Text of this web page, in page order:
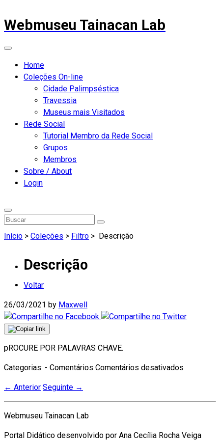
Webmuseu Tainacan Lab
Home
Coleções On-line
Cidade Palimpséstica
Travessia
Museus mais Visitados
Rede Social
Tutorial Membro da Rede Social
Grupos
Membros
Sobre / About
Login
Início > Coleções > Filtro > Descrição
Descrição
Voltar
26/03/2021 by Maxwell
pROCURE POR PALAVRAS CHAVE.
Categorias: - Comentários Comentários desativados
← Anterior Seguinte →
Webmuseu Tainacan Lab
Portal Didático desenvolvido por Ana Cecília Rocha Veiga